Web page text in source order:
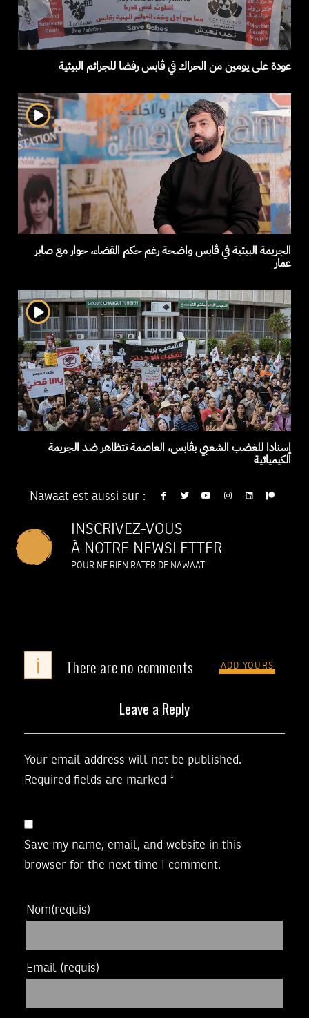
عودة على يومين من الحراك في ڤابس رفضا للجرائم البيئية
الجريمة البيئية في ڤابس واضحة رغم حكم القضاء، حوار مع صابر
عمار
إسنادا للغضب الشعبي بڨابس، العاصمة تتظاهر ضد الجريمة
الكيميائية
Nawaat est aussi sur :
INSCRIVEZ-VOUS
À NOTRE NEWSLETTER
POUR NE RIEN RATER DE NAWAAT
i There are no comments ADD YOURS
Leave a Reply
Your email address will not be published.
Required fields are marked *
Save my name, email, and website in this
browser for the next time I comment.
Nom(requis)
Email (requis)